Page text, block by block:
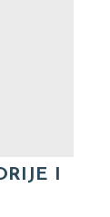
I